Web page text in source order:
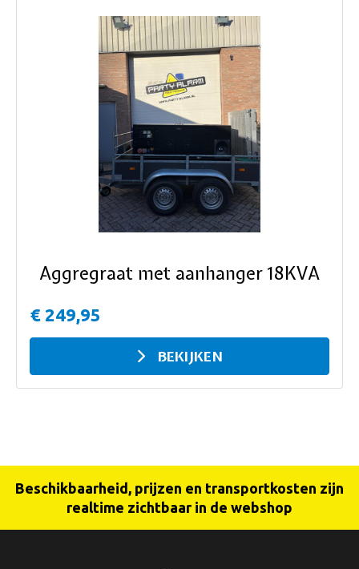
Aggregraat met aanhanger 18KVA
€ 249,95
BEKIJKEN
Beschikbaarheid, prijzen en transportkosten zijn
realtime zichtbaar in de webshop